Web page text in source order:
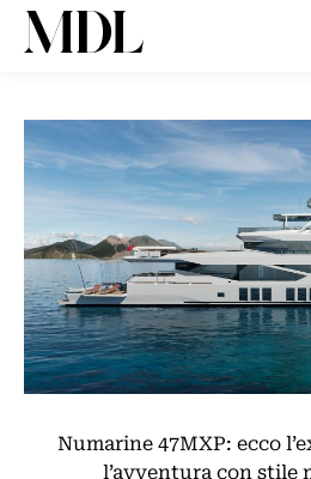
Numarine 47MXP: ecco
l’avventura con stile